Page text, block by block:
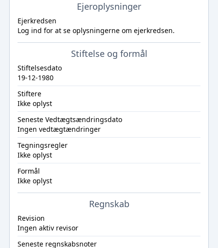
Ejeroplysninger
Ejerkredsen
Log ind for at se oplysningerne om ejerkredsen.
Stiftelse og formål
Stiftelsesdato
19-12-1980
Stiftere
Ikke oplyst
Seneste Vedtægtsændringsdato
Ingen vedtægtændringer
Tegningsregler
Ikke oplyst
Formål
Ikke oplyst
Regnskab
Revision
Ingen aktiv revisor
Seneste regnskabsnoter